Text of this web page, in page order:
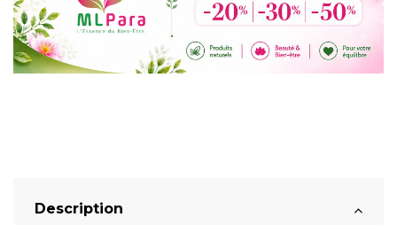
Description